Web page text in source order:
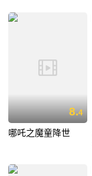
8.4
哪吒之魔童降世